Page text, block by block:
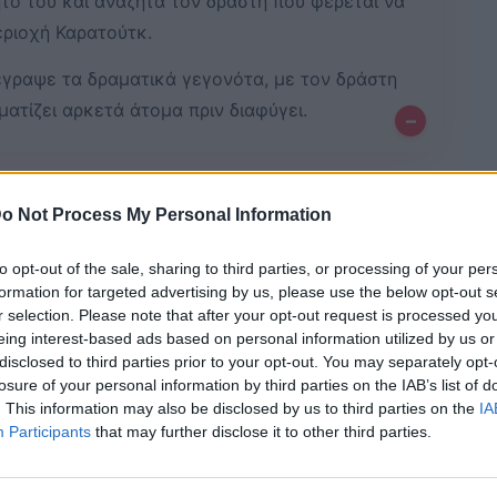
Not Process My Personal Information
opt-out of the sale, sharing to third parties, or processing of your
for targeted advertising by us, please use the below opt-out
selection. Please note that after your opt-out request is processed
interest-based ads based on personal information utilized by us
to third parties prior to your opt-out. You may separately
of your personal information by third parties on the IAB’s list of
This information may also be disclosed by us to third parties on the
Participants that may further disclose it to other third parties.
Καρατούτκ.
τα δραματικά γεγονότα, με τον δράστη
αρκετά άτομα πριν διαφύγει.
–
Bluesky Email Copy Link
σε βίντεο ντοκουμέντο η στιγμή
στη Μερσίνη της Τουρκίας όπου
άτιμα κατά τη διάρκεια
τον ίδιο άνθρωπο.
επιθέσεις, αφού σκότωσε την